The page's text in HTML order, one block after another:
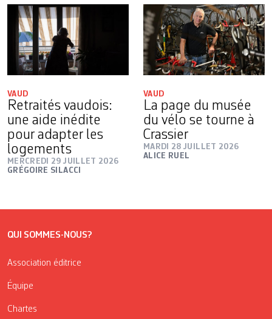
VAUD
Retraités vaudois:
une aide inédite
pour adapter les
logements
MERCREDI 29 JUILLET 2026
GRÉGOIRE SILACCI
VAUD
La page du musée
du vélo se tourne à
Crassier
MARDI 28 JUILLET 2026
ALICE RUEL
QUI SOMMES-NOUS?
Association éditrice
Équipe
Chartes